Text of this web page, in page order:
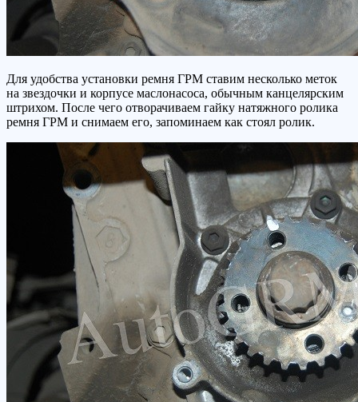
Для удобства установки ремня ГРМ ставим несколько меток
на звездочки и корпусе маслонасоса, обычным канцелярским
штрихом. После чего отворачиваем гайку натяжного ролика
ремня ГРМ и снимаем его, запоминаем как стоял ролик.